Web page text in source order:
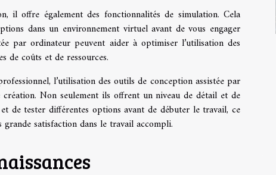
offre également des fonctionnalités de simulation. Cela
dans un environnement virtuel avant de vous engager
par ordinateur peuvent aider à optimiser l’utilisation des
de coûts et de ressources.
l’utilisation des outils de conception assistée par
Non seulement ils offrent un niveau de détail et de
de tester différentes options avant de débuter le travail, ce
satisfaction dans le travail accompli.